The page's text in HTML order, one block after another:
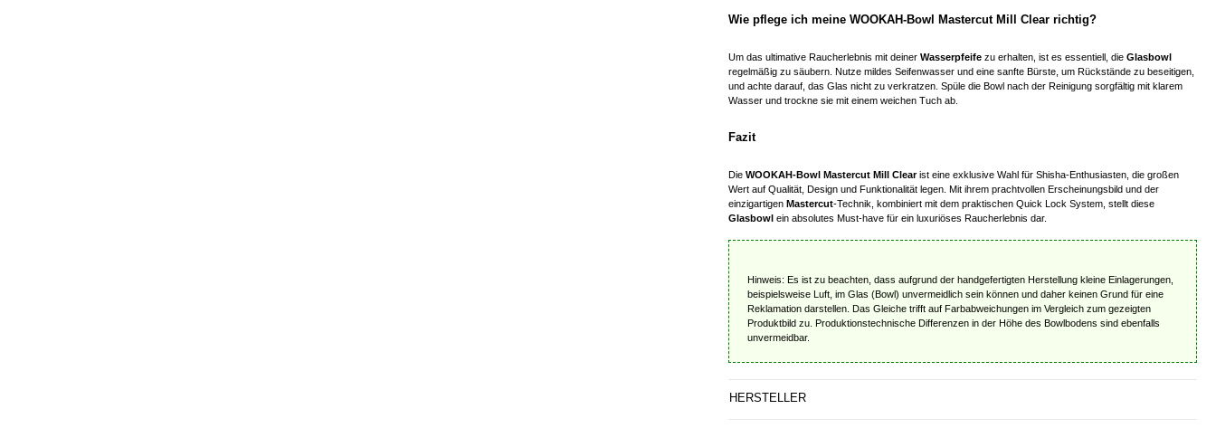
Wie pflege ich meine WOOKAH-Bowl Mastercut Mill Clear richtig?
Um das ultimative Raucherlebnis mit deiner Wasserpfeife zu erhalten, ist es essentiell, die Glasbowl
regelmäßig zu säubern. Nutze mildes Seifenwasser und eine sanfte Bürste, um Rückstände zu beseitigen,
und achte darauf, das Glas nicht zu verkratzen. Spüle die Bowl nach der Reinigung sorgfältig mit klarem
Wasser und trockne sie mit einem weichen Tuch ab.
Fazit
Die WOOKAH-Bowl Mastercut Mill Clearist eine exklusive Wahl für Shisha-Enthusiasten, die großen
Wert auf Qualität, Design und Funktionalität legen. Mit ihrem prachtvollen Erscheinungsbild und der
einzigartigen Mastercut-Technik, kombiniert mit dem praktischen Quick Lock System, stellt diese
Glasbowl ein absolutes Must-have für ein luxuriöses Raucherlebnis dar.
Hinweis: Es ist zu beachten, dass aufgrund der handgefertigten Herstellung kleine Einlagerungen,
beispielsweise Luft, im Glas (Bowl) unvermeidlich sein können und daher keinen Grund für eine
Reklamation darstellen. Das Gleiche trifft auf Farbabweichungen im Vergleich zum gezeigten
Produktbild zu. Produktionstechnische Differenzen in der Höhe des Bowlbodens sind ebenfalls
unvermeidbar.
HERSTELLER